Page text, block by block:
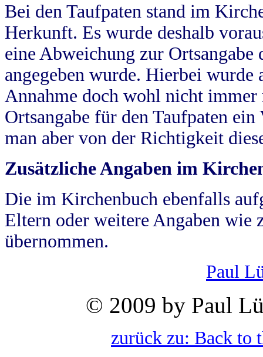
Bei den Taufpaten stand im
Herkunft. Es wurde deshalb
eine Abweichung zur
angegeben wurde. Hierbei wurde
Annahme doch wohl nicht
Ortsangabe für den Taufpaten
man aber von der Richtigkeit
Zusätzliche Angaben im
Die im Kirchenbuch ebenfalls
Eltern oder weitere Angaben wie
übernommen.
Paul
© 2009 by Paul
zurück zu: Back to